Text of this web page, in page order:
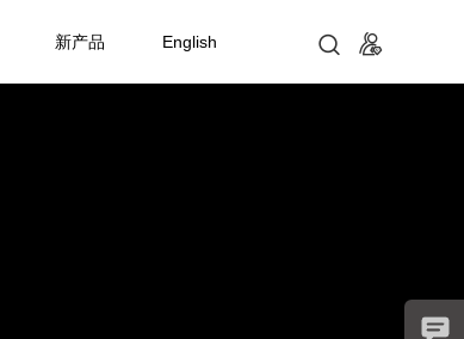
新产品 English